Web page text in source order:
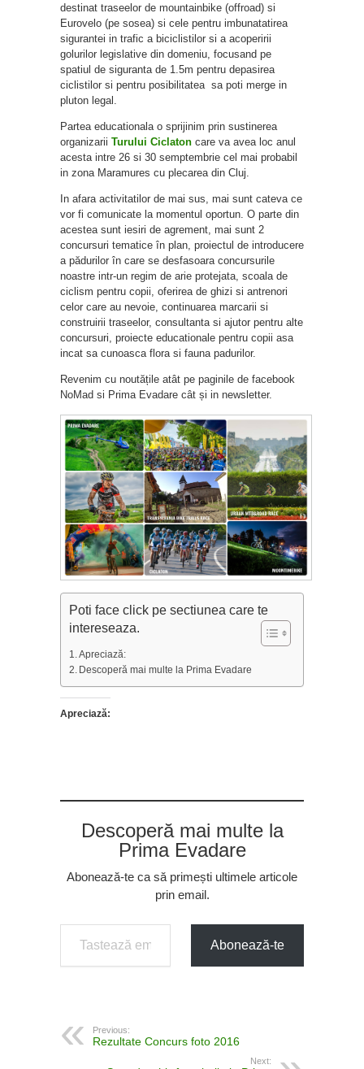
destinat traseelor de mountainbike (offroad) si
Eurovelo (pe sosea) si cele pentru imbunatatirea
sigurantei in trafic a biciclistilor si a acoperirii
golurilor legislative din domeniu, focusand pe
spatiul de siguranta de 1.5m pentru depasirea
ciclistilor si pentru posibilitatea sa poti merge in
pluton legal.
Partea educationala o sprijinim prin sustinerea
organizarii Turului Ciclaton care va avea loc anul
acesta intre 26 si 30 semptembrie cel mai probabil
in zona Maramures cu plecarea din Cluj.
In afara activitatilor de mai sus, mai sunt cateva ce
vor fi comunicate la momentul oportun. O parte din
acestea sunt iesiri de agrement, mai sunt 2
concursuri tematice în plan, proiectul de introducere
a pădurilor în care se desfasoara concursurile
noastre intr-un regim de arie protejata, scoala de
ciclism pentru copii, oferirea de ghizi si antrenori
celor care au nevoie, continuarea marcarii si
construirii traseelor, consultanta si ajutor pentru alte
concursuri, proiecte educationale pentru copii asa
incat sa cunoasca flora si fauna padurilor.
Revenim cu noutățile atât pe paginile de facebook
NoMad si Prima Evadare cât și in newsletter.
Poti face click pe sectiunea care te
intereseaza.
Apreciază:
Descoperă mai multe la Prima Evadare
Apreciază:
Descoperă mai multe la
Prima Evadare
Abonează-te ca să primești ultimele articole
prin email.
Tastează emailul tău...
Abonează-te
Previous:
Rezultate Concurs foto 2016
Next: